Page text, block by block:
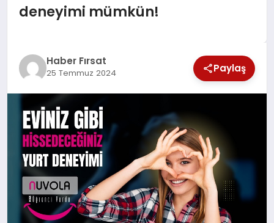
SAĞLIK
MAGAZİN
EĞİTİM
DÜNYA
deneyimi mümkün!
Haber Fırsat
25 Temmuz 2024 Paylaş